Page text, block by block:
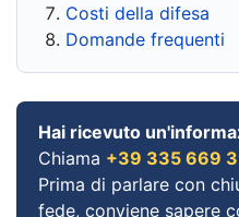
Costi della difesa
Domande frequenti
Hai ricevuto
Chiama +39 335 669
Prima di parlare con
fede, conviene sapere